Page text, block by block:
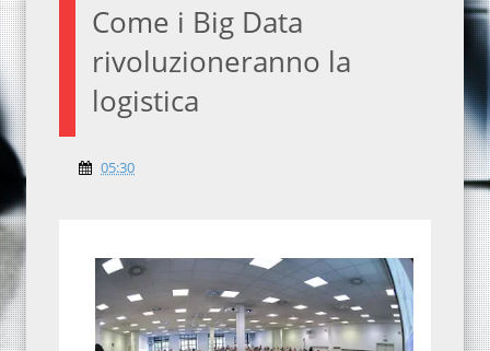
Come i Big Data
rivoluzioneranno la
logistica
05:30